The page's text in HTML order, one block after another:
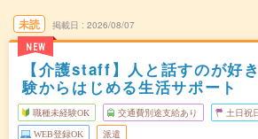
未読
NEW
掲載日 2026/08/07
【介護staff】人と話すのが好
験からはじめる生活サポート
職種未経験OK 交通費別途支給あり 土日祝
WEB登録OK 派遣